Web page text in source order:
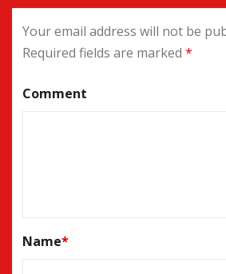
Your email address will not be
Required fields are marked *
Comment
Name*